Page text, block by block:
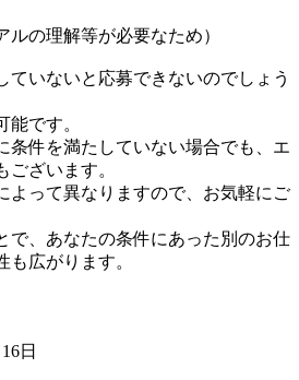
ルの理解等が必要なため）
いないと応募できないのでしょう
能です。
条件を満たしていない場合でも、エ
ございます。
よって異なりますので、お気軽にご
で、あなたの条件にあった別のお仕
も広がります。
日